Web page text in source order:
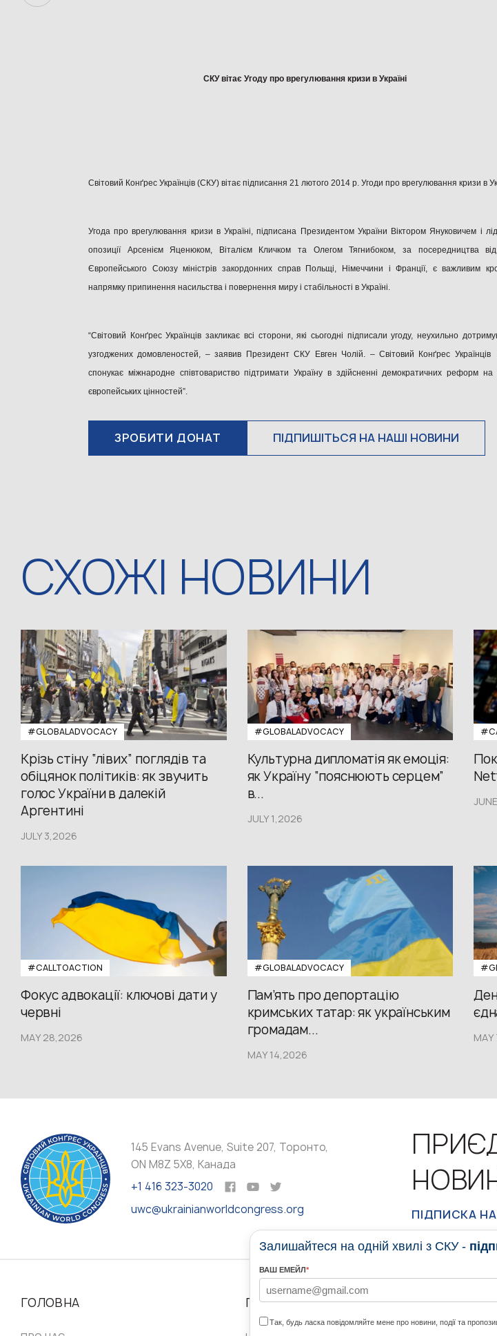
СКУ вітає Угоду про врегулювання кризи в Україні
Світовий Конґрес Українців (СКУ) вітає підписання 21 лютого 2014 р. Угоди про врегулювання кризи в
Угода про врегулювання кризи в Україні, підписана Президентом України Віктором Януковичем і
опозиції Арсенієм Яценюком, Віталієм Кличком та Олегом Тягнибоком, за посередництва від
Європейського Союзу міністрів закордонних справ Польщі, Німеччини і Франції, є важливим
напрямку припинення насильства і повернення миру і стабільності в Україні.
“Світовий Конґрес Українців закликає всі сторони, які сьогодні підписали угоду, неухильно
узгоджених домовленостей, – заявив Президент СКУ Евген Чолій. – Світовий Конґрес
спонукає міжнародне співтовариство підтримати Україну в здійсненні демократичних реформ на
європейських цінностей”.
ЗРОБИТИ ДОНАТ ПІДПИШІТЬСЯ НА НАШІ НОВИНИ
СХОЖІ НОВИНИ
#GLOBALADVOCACY
Крізь стіну “лівих” поглядів та
обіцянок політиків: як звучить
голос України в далекій
Аргентині
JULY 3,2026
#GLOBALADVOCACY
Культурна дипломатія як емоція:
як Україну “пояснюють серцем”
в...
JULY 1,2026
#CALLTOACTION
Фокус адвокації: ключові дати у
червні
MAY 28,2026
#GLOBALADVOCACY
Пам’ять про депортацію
кримських татар: як українським
громадам...
MAY 14,2026
145 Evans Avenue, Suite 207, Торонто,
ON M8Z 5X8, Канада
+1 416 323-3020
uwc@ukrainianworldcongress.org
ПІДПИСКА
ГОЛОВНА ПРО НАС НОВИНИ
Залишайтеся на одній хвилі з СКУ -
ВАШ ЕМЕЙЛ*
Так, будь ласка повідомляйте мене про новини, події та